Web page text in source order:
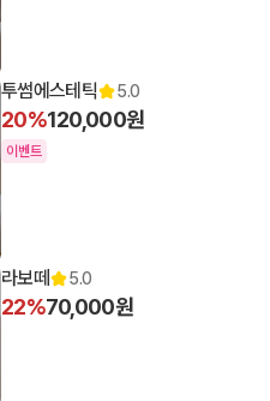
투썸에스테틱 5.0
20%120,000원
이벤트
라보떼 5.0
22%70,000원